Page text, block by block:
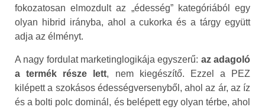
fokozatosan elmozdult az „édesség” kategóriából egy
olyan hibrid irányba, ahol a cukorka és a tárgy együtt
adja az élményt.
A nagy fordulat marketinglogikája egyszerű: az adagoló
a termék része lett, nem kiegészítő. Ezzel a PEZ
kilépett a szokásos édességversenyből, ahol az ár, az íz
és a bolti polc dominál, és belépett egy olyan térbe, ahol